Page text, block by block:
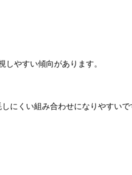
やすい傾向があります。
にくい組み合わせになりやすいで